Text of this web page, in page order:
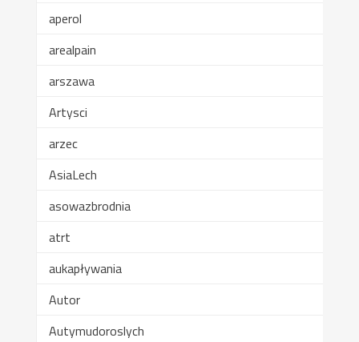
aperol
arealpain
arszawa
Artysci
arzec
AsiaLech
asowazbrodnia
atrt
aukapływania
Autor
Autymudoroslych